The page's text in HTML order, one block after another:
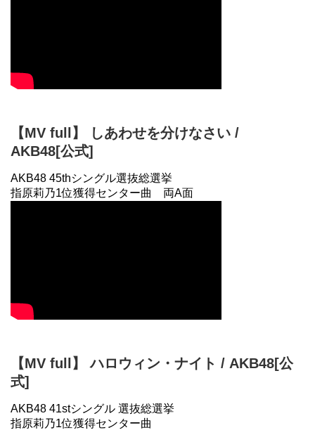
【MV full】 しあわせを分けなさい /
AKB48[公式]
AKB48 45thシングル選抜総選挙
指原莉乃1位獲得センター曲 両A面
【MV full】 ハロウィン・ナイト / AKB48[公
式]
AKB48 41stシングル 選抜総選挙
指原莉乃1位獲得センター曲